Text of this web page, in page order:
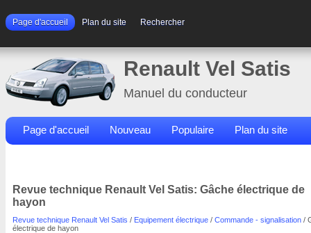
Page d'accueil Plan du site Rechercher
Renault Vel Satis
Manuel du conducteur
Page d'accueil Nouveau Populaire Plan du site
Revue technique Renault Vel Satis: Gâche électrique de
hayon
Revue technique Renault Vel Satis / Equipement électrique / Commande - signalisation /
électrique de hayon